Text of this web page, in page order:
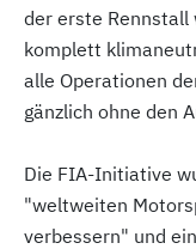
der erste Rennstall
komplett
alle Operationen
gänzlich ohne den
Die FIA-Initiative
"weltweiten
verbessern" und